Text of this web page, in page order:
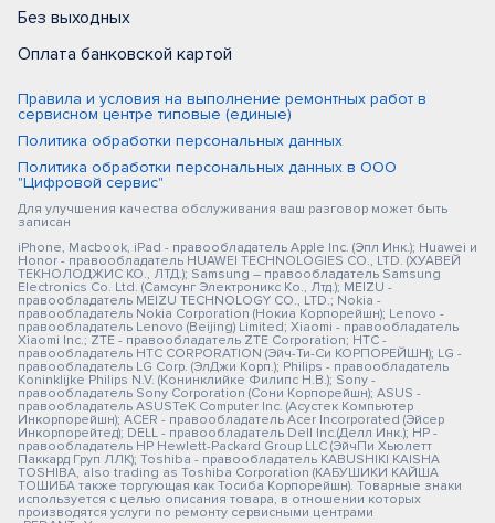
Без выходных
Оплата банковской картой
Правила и условия на выполнение ремонтных работ в
сервисном центре типовые (единые)
Политика обработки персональных данных
Политика обработки персональных данных в ООО
"Цифровой сервис"
Для улучшения качества обслуживания ваш разговор может быть
записан
iPhone, Macbook, iPad - правообладатель Apple Inc. (Эпл Инк.); Huawei и
Honor - правообладатель HUAWEI TECHNOLOGIES CO., LTD. (ХУАВЕЙ
ТЕКНОЛОДЖИС КО., ЛТД.); Samsung – правообладатель Samsung
Electronics Co. Ltd. (Самсунг Электроникс Ко., Лтд.); MEIZU -
правообладатель MEIZU TECHNOLOGY CO., LTD.; Nokia -
правообладатель Nokia Corporation (Нокиа Корпорейшн); Lenovo -
правообладатель Lenovo (Beijing) Limited; Xiaomi - правообладатель
Xiaomi Inc.; ZTE - правообладатель ZTE Corporation; HTC -
правообладатель HTC CORPORATION (Эйч-Ти-Си КОРПОРЕЙШН); LG -
правообладатель LG Corp. (ЭлДжи Корп.); Philips - правообладатель
Koninklijke Philips N.V. (Конинклийке Филипс Н.В.); Sony -
правообладатель Sony Corporation (Сони Корпорейшн); ASUS -
правообладатель ASUSTeK Computer Inc. (Асустек Компьютер
Инкорпорейшн); ACER - правообладатель Acer Incorporated (Эйсер
Инкорпорейтед); DELL - правообладатель Dell Inc.(Делл Инк.); HP -
правообладатель HP Hewlett-Packard Group LLC (ЭйчПи Хьюлетт
Паккард Груп ЛЛК); Toshiba - правообладатель KABUSHIKI KAISHA
TOSHIBA, also trading as Toshiba Corporation (КАБУШИКИ КАЙША
ТОШИБА также торгующая как Тосиба Корпорейшн). Товарные знаки
используется с целью описания товара, в отношении которых
производятся услуги по ремонту сервисными центрами